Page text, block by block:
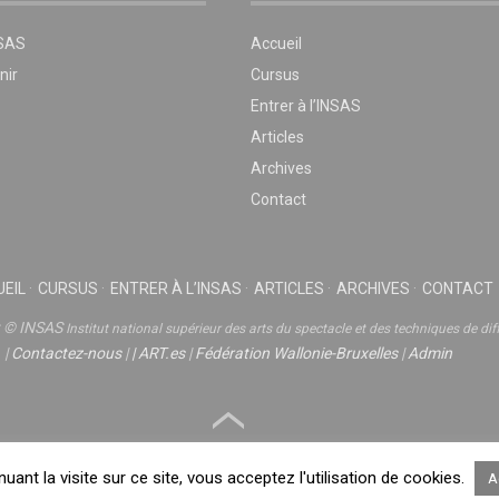
Accueil
Cursus
Entrer à l’INSAS
Articles
Archives
Contact
CURSUS ENTRER À L’INSAS ARTICLES ARCHIVES CONTACT
© INSASInstitut national supérieur des arts du spectacle et des techniques de
|Contactez-nous||ART.es|Fédération Wallonie-Bruxelles|Admin
la visite sur ce site, vous acceptez l'utilisation de cookies.